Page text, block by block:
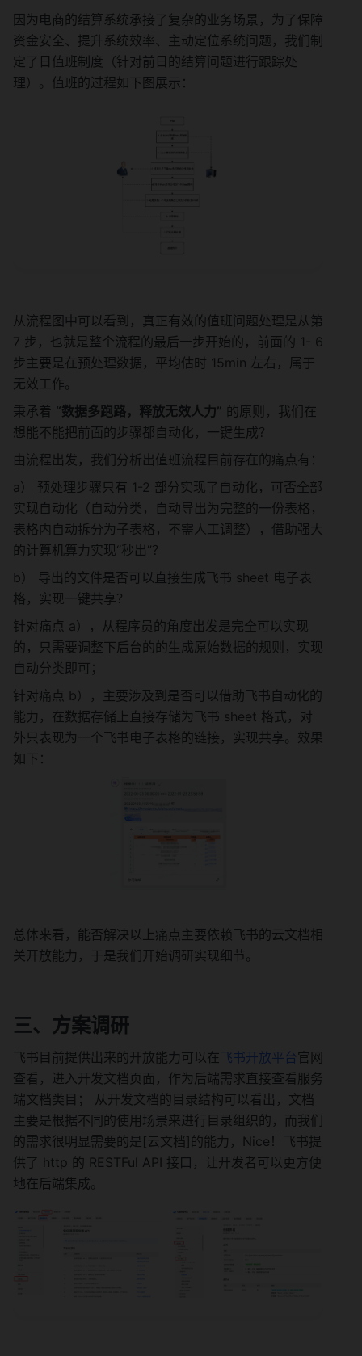
因为电商的结算系统承接了复杂的业务场景，为了保障
资金安全、提升系统效率、主动定位系统问题，我们制
定了日值班制度（针对前日的结算问题进行跟踪处
理）。值班的过程如下图展示：
从流程图中可以看到，真正有效的值班问题处理是从第
7 步，也就是整个流程的最后一步开始的，前面的 1- 6
步主要是在预处理数据，平均估时 15min 左右，属于
无效工作。
秉承着 “数据多跑路，释放无效人力” 的原则，我们在
想能不能把前面的步骤都自动化，一键生成？
由流程出发，我们分析出值班流程目前存在的痛点有：
a） 预处理步骤只有 1-2 部分实现了自动化，可否全部
实现自动化（自动分类，自动导出为完整的一份表格，
表格内自动拆分为子表格，不需人工调整），借助强大
的计算机算力实现“秒出”？
b） 导出的文件是否可以直接生成飞书 sheet 电子表
格，实现一键共享？
针对痛点 a），从程序员的角度出发是完全可以实现
的，只需要调整下后台的的生成原始数据的规则，实现
自动分类即可；
针对痛点 b），主要涉及到是否可以借助飞书自动化的
能力，在数据存储上直接存储为飞书 sheet 格式，对
外只表现为一个飞书电子表格的链接，实现共享。效果
如下：
总体来看，能否解决以上痛点主要依赖飞书的云文档相
关开放能力，于是我们开始调研实现细节。
三、方案调研
飞书目前提供出来的开放能力可以在飞书开放平台官网
查看，进入开发文档页面，作为后端需求直接查看服务
端文档类目； 从开发文档的目录结构可以看出，文档
主要是根据不同的使用场景来进行目录组织的，而我们
的需求很明显需要的是[云文档]的能力，Nice！飞书提
供了 http 的 RESTFul API 接口，让开发者可以更方便
地在后端集成。